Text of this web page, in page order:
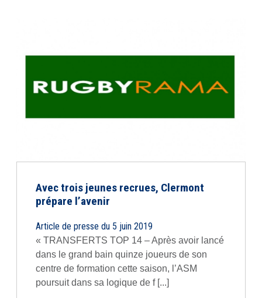
Avec trois jeunes recrues, Clermont
prépare l’avenir
Article de presse du 5 juin 2019
« TRANSFERTS TOP 14 – Après avoir lancé
dans le grand bain quinze joueurs de son
centre de formation cette saison, l’ASM
poursuit dans sa logique de f [...]